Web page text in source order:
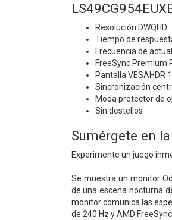
Resolución DWQHD
Tiempo de
Frecuencia de
FreeSync Premium
Pantalla VESAHDR
Sincronización
Moda protector de
Sin destellos
Sumérgete en
Experimente un juego
Se muestra un monitor
de una escena nocturna
monitor comunica las
de 240 Hz y AMD